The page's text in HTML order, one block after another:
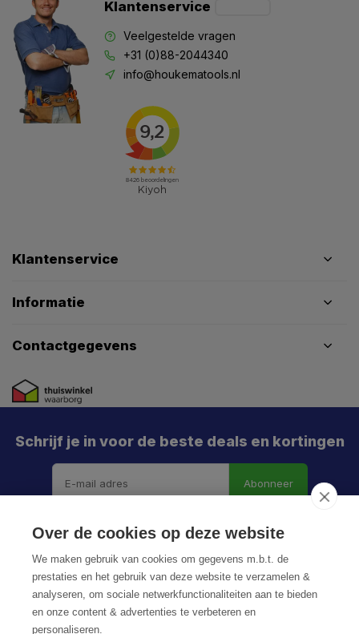
Klantenservice
Veelgestelde vragen
+31 (0)88-2044340
info@houkematools.nl
Klantenservice
Informatie
Contactgegevens
Schrijf je in voor de beste deals en kortingen
Abonneer
Over de cookies op deze website
We maken gebruik van cookies om gegevens m.b.t. de
prestaties en het gebruik van deze website te verzamelen &
analyseren, om sociale netwerkfunctionaliteiten aan te bieden
en onze content & advertenties te verbeteren en
personaliseren.